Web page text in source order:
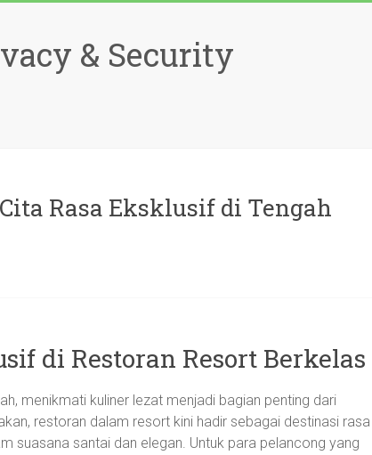
& Security
Rasa Eksklusif di Tengah
di Restoran Resort Berkelas
menikmati kuliner lezat menjadi bagian penting dari
restoran dalam resort kini hadir sebagai destinasi rasa
suasana santai dan elegan. Untuk para pelancong yang